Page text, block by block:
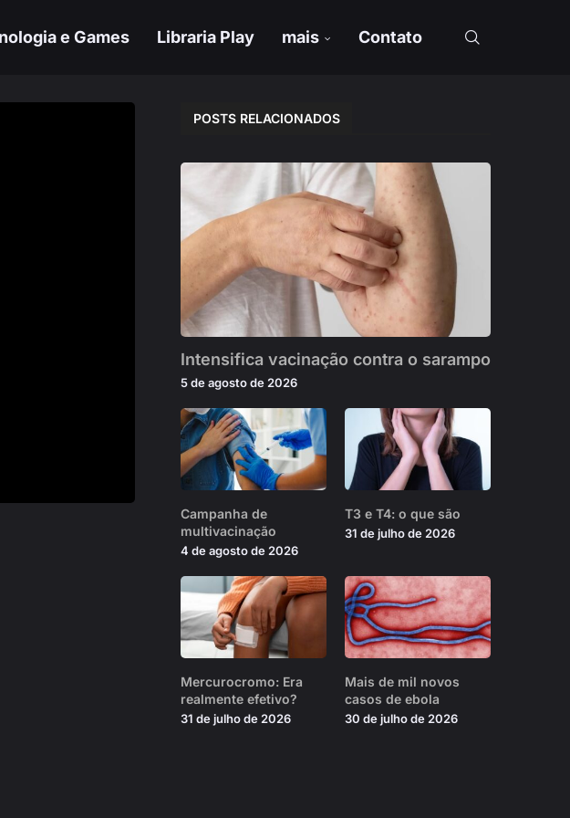
e Games Libraria Play mais Contato
POSTS RELACIONADOS
Intensifica vacinação contra o sarampo
5 de agosto de 2026
Campanha de
multivacinação
4 de agosto de 2026
T3 e T4: o que são
31 de julho de 2026
Mercurocromo: Era
realmente efetivo?
31 de julho de 2026
Mais de mil novos
casos de ebola
30 de julho de 2026